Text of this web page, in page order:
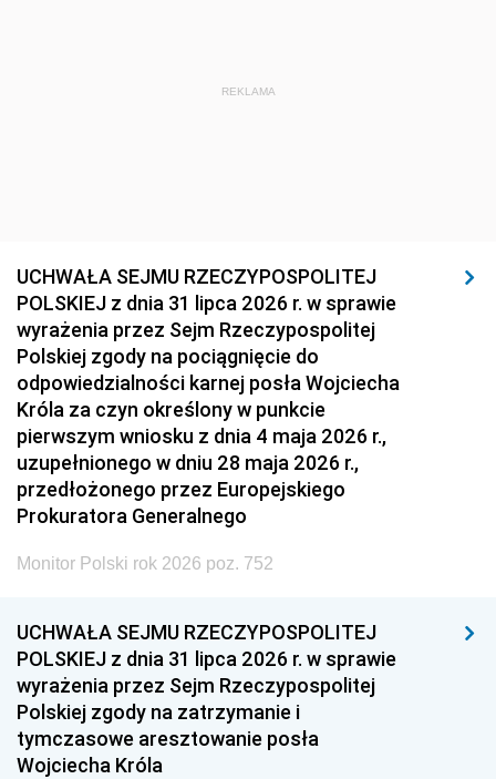
REKLAMA
UCHWAŁA SEJMU RZECZYPOSPOLITEJ
POLSKIEJ z dnia 31 lipca 2026 r. w sprawie
wyrażenia przez Sejm Rzeczypospolitej
Polskiej zgody na pociągnięcie do
odpowiedzialności karnej posła Wojciecha
Króla za czyn określony w punkcie
pierwszym wniosku z dnia 4 maja 2026 r.,
uzupełnionego w dniu 28 maja 2026 r.,
przedłożonego przez Europejskiego
Prokuratora Generalnego
Monitor Polski rok 2026 poz. 752
UCHWAŁA SEJMU RZECZYPOSPOLITEJ
POLSKIEJ z dnia 31 lipca 2026 r. w sprawie
wyrażenia przez Sejm Rzeczypospolitej
Polskiej zgody na zatrzymanie i
tymczasowe aresztowanie posła
Wojciecha Króla